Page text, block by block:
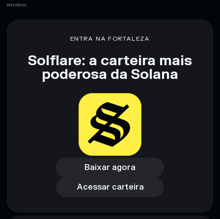
terceiros.
ENTRA NA FORTALEZA
Solflare: a carteira mais
poderosa da Solana
Baixar agora
Baixar agora
Acessar carteira
Acessar carteira